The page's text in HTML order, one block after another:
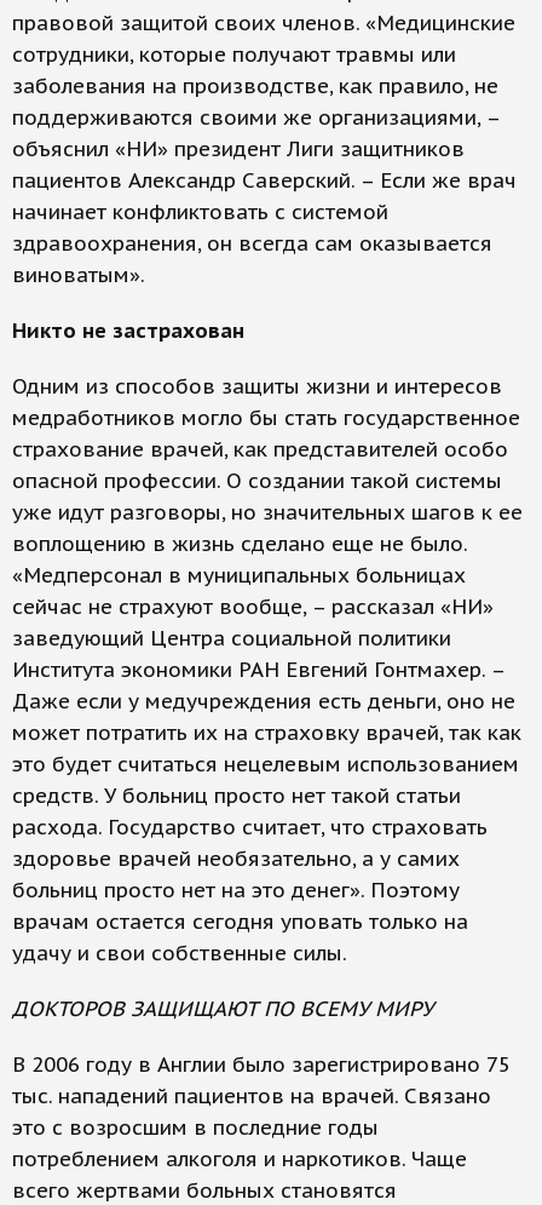
правовой защитой своих членов. «Медицинские
сотрудники, которые получают травмы или
заболевания на производстве, как правило, не
поддерживаются своими же организациями, –
объяснил «НИ» президент Лиги защитников
пациентов Александр Саверский. – Если же врач
начинает конфликтовать с системой
здравоохранения, он всегда сам оказывается
виноватым».
Никто не застрахован
Одним из способов защиты жизни и интересов
медработников могло бы стать государственное
страхование врачей, как представителей особо
опасной профессии. О создании такой системы
уже идут разговоры, но значительных шагов к ее
воплощению в жизнь сделано еще не было.
«Медперсонал в муниципальных больницах
сейчас не страхуют вообще, – рассказал «НИ»
заведующий Центра социальной политики
Института экономики РАН Евгений Гонтмахер. –
Даже если у медучреждения есть деньги, оно не
может потратить их на страховку врачей, так как
это будет считаться нецелевым использованием
средств. У больниц просто нет такой статьи
расхода. Государство считает, что страховать
здоровье врачей необязательно, а у самих
больниц просто нет на это денег». Поэтому
врачам остается сегодня уповать только на
удачу и свои собственные силы.
ДОКТОРОВ ЗАЩИЩАЮТ ПО ВСЕМУ МИРУ
В 2006 году в Англии было зарегистрировано 75
тыс. нападений пациентов на врачей. Связано
это с возросшим в последние годы
потреблением алкоголя и наркотиков. Чаще
всего жертвами больных становятся